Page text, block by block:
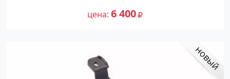
цена 6 400